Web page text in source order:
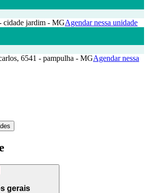
cidade jardim - MGAgendar nessa unidade
6541 - pampulha - MGAgendar nessa
gerais